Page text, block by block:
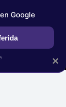
NUEVO
×
Google